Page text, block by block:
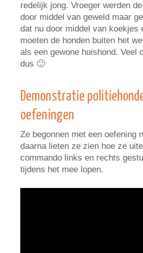
redelijk jong. Vroeger werden
door middel van geweld maar
dat nu door middel van koekjes
moeten de honden buiten het
als een gewone huishond. Veel
dus 🙂
Demonstratie
oefeningen
Ze begonnen met een oefening
daarna lieten ze zien hoe ze
commando links en rechts
tijdens het mee lopen.